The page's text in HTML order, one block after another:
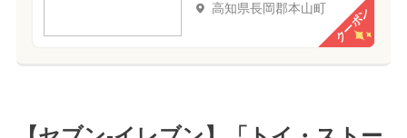
高知県長岡郡本山町 クーポン